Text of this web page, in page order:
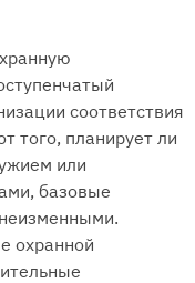
соответствия
того, планирует ли
или
базовые
охранной